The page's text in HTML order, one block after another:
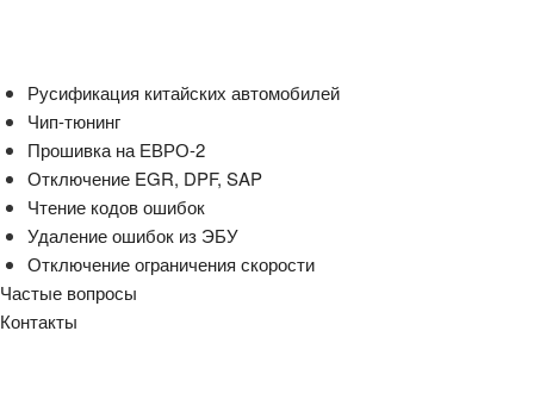
Русификация китайских автомобилей
Чип-тюнинг
Прошивка на ЕВРО-2
Отключение EGR, DPF, SAP
Чтение кодов ошибок
Удаление ошибок из ЭБУ
Отключение ограничения скорости
Частые вопросы
Контакты